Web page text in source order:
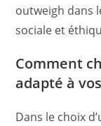
outweigh dans
sociale et
Comment
adapté à
Dans le choix